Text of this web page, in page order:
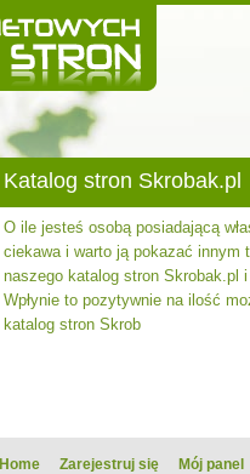
Katalog stron Skrobak.pl
O ile jesteś osobą posiadającą
ciekawa i warto ją pokazać innym
naszego katalog stron Skrobak.pl
Wpłynie to pozytywnie na ilość
katalog stron Skrob
Home Zarejestruj się Mój panel